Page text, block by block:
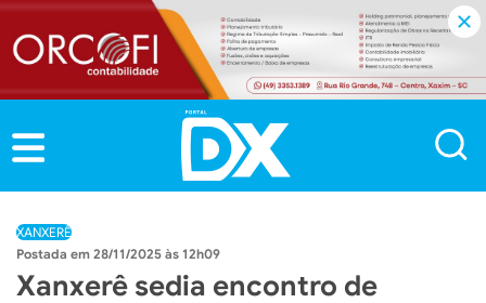
XANXERÊ
28/11/2025 às 12h09
Xanxerê sedia encontro de